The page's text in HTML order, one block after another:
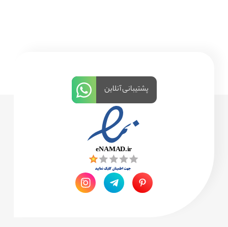
پشتیبانی آنلاین